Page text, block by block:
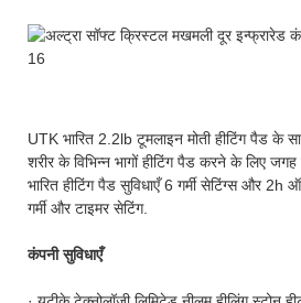
UTK भारित 2.2lb टूमलाइन मोती हीटिंग पैड के
शरीर के विभिन्न भागों हीटिंग पैड करने के लिए
भारित हीटिंग पैड सुविधाएँ 6 गर्मी सेटिंग्स और
गर्मी और टाइमर सेटिंग.
कंपनी सुविधाएँ